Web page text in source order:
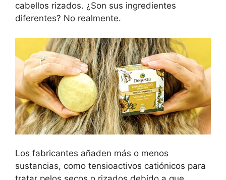
cabellos rizados. ¿Son sus ingredientes
diferentes? No realmente.
Los fabricantes añaden más o menos
sustancias, como tensioactivos catiónicos para